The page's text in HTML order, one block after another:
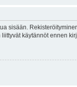
sisään.
käytännöt ennen